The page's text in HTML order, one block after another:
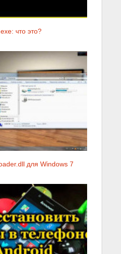
что это?
для Windows 7